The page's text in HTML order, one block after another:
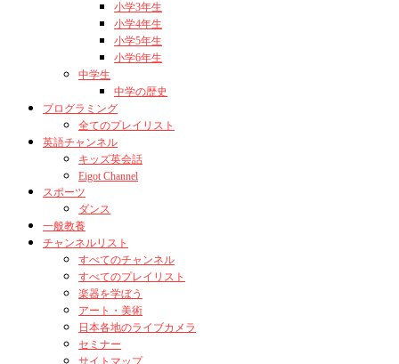
小学3年生
小学4年生
小学5年生
小学6年生
中学生
中学の歴史
プログラミング
全てのプレイリスト
英語チャンネル
キッズ英会話
Eigot Channel
スポーツ
ダンス
一般教養
チャンネルリスト
すべてのチャンネル
すべてのプレイリスト
楽器を学ぼう
アート・美術
日本各地のライブカメラ
セミナー
サイトマップ